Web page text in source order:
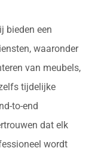
bieden een
waaronder
van meubels,
tijdelijke
to-end
dat elk
wordt